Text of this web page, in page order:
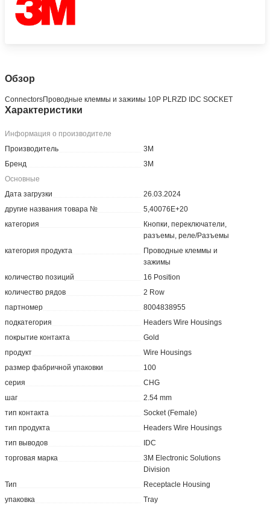
Обзор
ConnectorsПроводные клеммы и зажимы 10P PLRZD IDC SOCKET
Характеристики
Информация о производителе
Производитель
3M
Бренд
3M
Основные
Дата загрузки
26.03.2024
другие названия товара №
5,40076E+20
категория
Кнопки, переключатели,
разъемы, реле/Разъемы
категория продукта
Проводные клеммы и
зажимы
количество позиций
16 Position
количество рядов
2 Row
партномер
8004838955
подкатегория
Headers Wire Housings
покрытие контакта
Gold
продукт
Wire Housings
размер фабричной упаковки
100
серия
CHG
шаг
2.54 mm
тип контакта
Socket (Female)
тип продукта
Headers Wire Housings
тип выводов
IDC
торговая марка
3M Electronic Solutions
Division
Тип
Receptacle Housing
упаковка
Tray